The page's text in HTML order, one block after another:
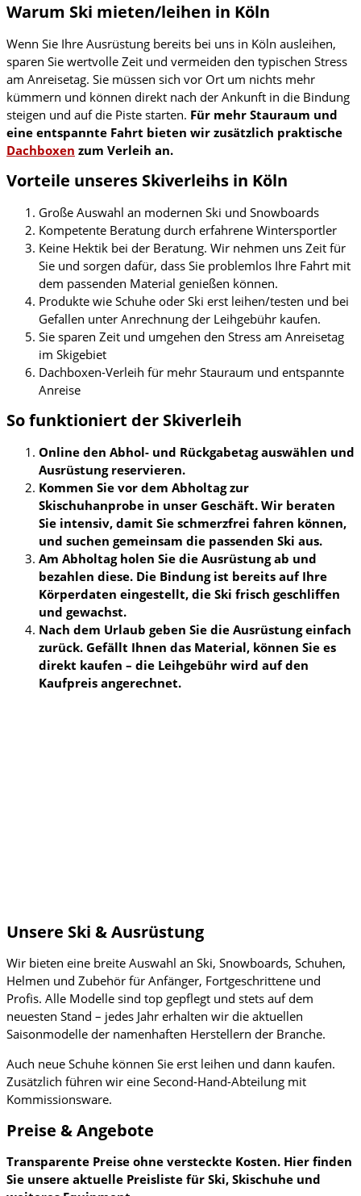
Warum Ski mieten/leihen in Köln
Wenn Sie Ihre Ausrüstung bereits bei uns in Köln ausleihen,
sparen Sie wertvolle Zeit und vermeiden den typischen Stress
am Anreisetag. Sie müssen sich vor Ort um nichts mehr
kümmern und können direkt nach der Ankunft in die Bindung
steigen und auf die Piste starten. Für mehr Stauraum und
eine entspannte Fahrt bieten wir zusätzlich praktische
Dachboxen zum Verleih an.
Vorteile unseres Skiverleihs in Köln
Große Auswahl an modernen Ski und Snowboards
Kompetente Beratung durch erfahrene Wintersportler
Keine Hektik bei der Beratung. Wir nehmen uns Zeit für
Sie und sorgen dafür, dass Sie problemlos Ihre Fahrt mit
dem passenden Material genießen können.
Produkte wie Schuhe oder Ski erst leihen/testen und bei
Gefallen unter Anrechnung der Leihgebühr kaufen.
Sie sparen Zeit und umgehen den Stress am Anreisetag
im Skigebiet
Dachboxen-Verleih für mehr Stauraum und entspannte
Anreise
So funktioniert der Skiverleih
Online den Abhol- und Rückgabetag auswählen und
Ausrüstung reservieren.
Kommen Sie vor dem Abholtag zur
Skischuhanprobe in unser Geschäft. Wir beraten
Sie intensiv, damit Sie schmerzfrei fahren können,
und suchen gemeinsam die passenden Ski aus.
Am Abholtag holen Sie die Ausrüstung ab und
bezahlen diese. Die Bindung ist bereits auf Ihre
Körperdaten eingestellt, die Ski frisch geschliffen
und gewachst.
Nach dem Urlaub geben Sie die Ausrüstung einfach
zurück. Gefällt Ihnen das Material, können Sie es
direkt kaufen – die Leihgebühr wird auf den
Kaufpreis angerechnet.
Unsere Ski & Ausrüstung
Wir bieten eine breite Auswahl an Ski, Snowboards, Schuhen,
Helmen und Zubehör für Anfänger, Fortgeschrittene und
Profis. Alle Modelle sind top gepflegt und stets auf dem
neuesten Stand – jedes Jahr erhalten wir die aktuellen
Saisonmodelle der namenhaften Herstellern der Branche.
Auch neue Schuhe können Sie erst leihen und dann kaufen.
Zusätzlich führen wir eine Second-Hand-Abteilung mit
Kommissionsware.
Preise & Angebote
Transparente Preise ohne versteckte Kosten. Hier finden
Sie unsere aktuelle Preisliste für Ski, Skischuhe und